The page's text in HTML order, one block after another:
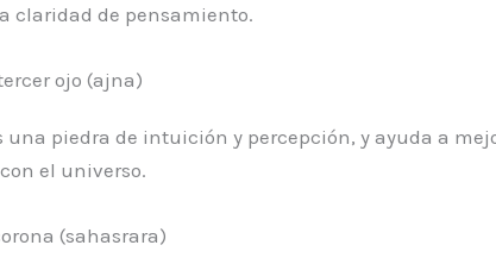
claridad de pensamiento.
ojo (ajna)
piedra de intuición y percepción, y ayuda a
el universo.
(sahasrara)